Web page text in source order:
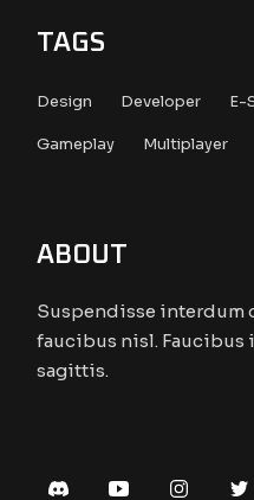
TAGS
Design Developer E-
Gameplay Multiplayer
ABOUT
Suspendisse interdum
faucibus nisl. Faucibus
sagittis.